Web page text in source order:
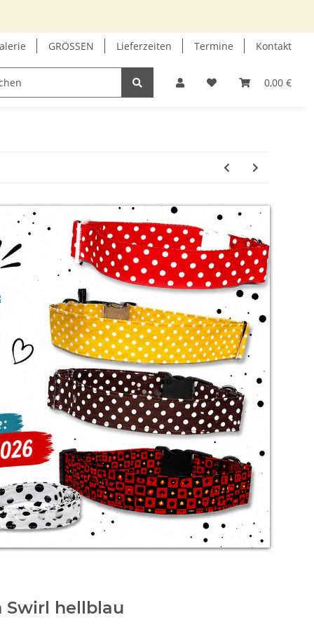
GRÖSSEN Lieferzeiten Termine Kontakt
0,00 €
GUTSCHEIN INFOECKE
Swirl hellblau